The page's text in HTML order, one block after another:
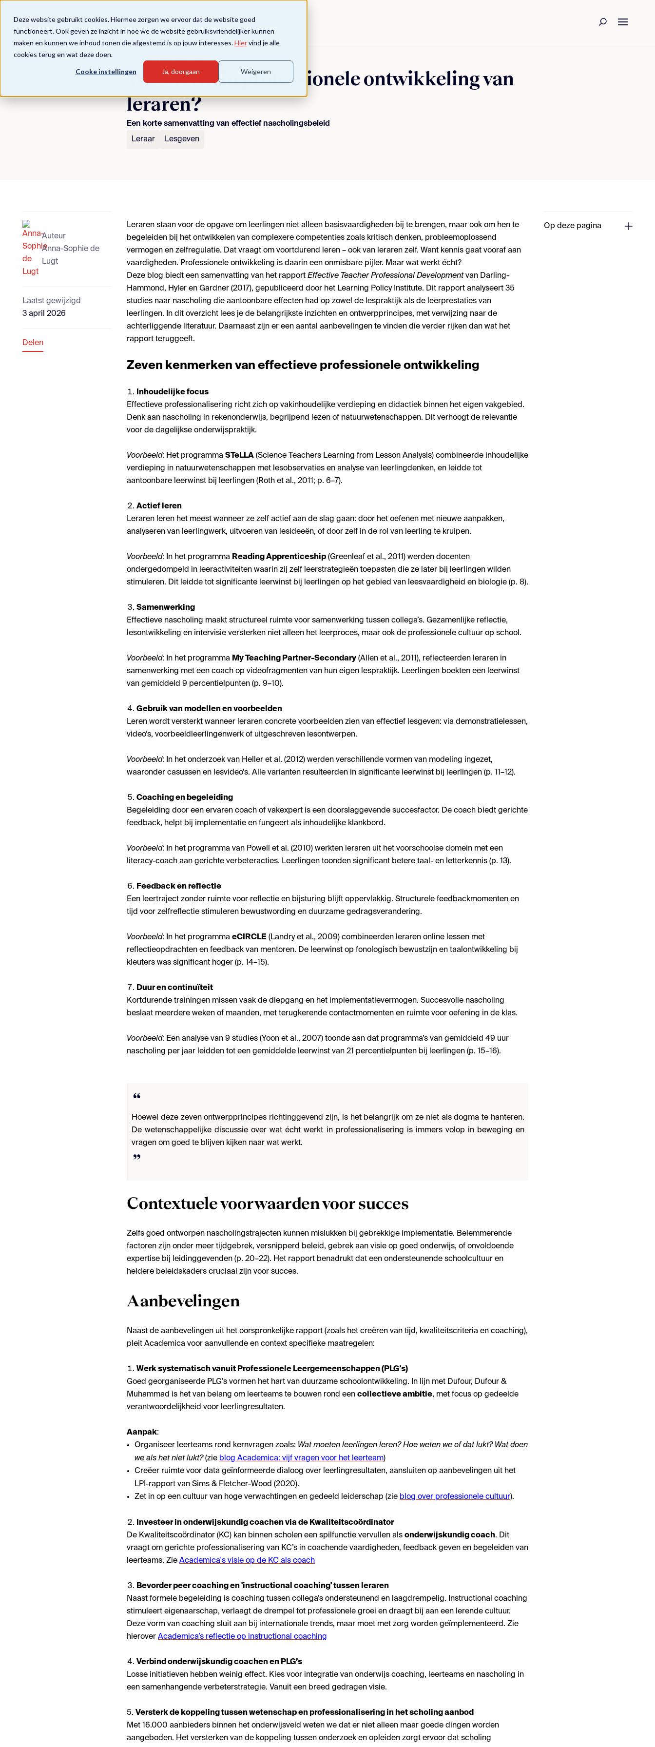
Deze website gebruikt cookies. Hiermee zorgen we ervoor dat de website goed
functioneert. Ook geven ze inzicht in hoe we de website gebruiksvriendelijker kunnen
maken en kunnen we inhoud tonen die afgestemd is op jouw interesses.Hiervind je alle
cookies terug en wat deze doen.
Cooke instellingen Ja, doorgaan Weigeren
Terug naar overzicht
Wat werkt in professionele ontwikkeling van
leraren?
Een korte samenvatting van effectief nascholingsbeleid
Leraar
Lesgeven
Auteur
Anna-Sophie de
Lugt
Laatst gewijzigd
3 april 2026
Delen
Leraren staan voor de opgave om leerlingen niet alleen basisvaardigheden bij te brengen, maar ook om hen te
begeleiden bij het ontwikkelen van complexere competenties zoals kritisch denken, probleemoplossend
vermogen en zelfregulatie. Dat vraagt om voortdurend leren – ook van leraren zelf. Want kennis gaat vooraf aan
vaardigheden. Professionele ontwikkeling is daarin een onmisbare pijler. Maar wat werkt écht?
Deze blog biedt een samenvatting van het rapport Effective Teacher Professional Developmentvan Darling-
Hammond, Hyler en Gardner (2017), gepubliceerd door het Learning Policy Institute. Dit rapport analyseert 35
studies naar nascholing die aantoonbare effecten had op zowel de lespraktijk als de leerprestaties van
leerlingen. In dit overzicht lees je de belangrijkste inzichten en ontwerpprincipes, met verwijzing naar de
achterliggende literatuur. Daarnaast zijn er een aantal aanbevelingen te vinden die verder rijken dan wat het
rapport teruggeeft.
Zeven kenmerken van effectieve professionele ontwikkeling
Inhoudelijke focus
Effectieve professionalisering richt zich op vakinhoudelijke verdieping en didactiek binnen het eigen vakgebied.
Denk aan nascholing in rekenonderwijs, begrijpend lezen of natuurwetenschappen. Dit verhoogt de relevantie
voor de dagelijkse onderwijspraktijk.
Voorbeeld: Het programma STeLLA (Science Teachers Learning from Lesson Analysis) combineerde inhoudelijke
verdieping in natuurwetenschappen met lesobservaties en analyse van leerlingdenken, en leidde tot
aantoonbare leerwinst bij leerlingen (Roth et al., 2011; p. 6–7).
Actief leren
Leraren leren het meest wanneer ze zelf actief aan de slag gaan: door het oefenen met nieuwe aanpakken,
analyseren van leerlingwerk, uitvoeren van lesideeën, of door zelf in de rol van leerling te kruipen.
Voorbeeld: In het programma Reading Apprenticeship (Greenleaf et al., 2011) werden docenten
ondergedompeld in leeractiviteiten waarin zij zelf leerstrategieën toepasten die ze later bij leerlingen wilden
stimuleren. Dit leidde tot significante leerwinst bij leerlingen op het gebied van leesvaardigheid en biologie (p. 8).
Samenwerking
Effectieve nascholing maakt structureel ruimte voor samenwerking tussen collega’s. Gezamenlijke reflectie,
lesontwikkeling en intervisie versterken niet alleen het leerproces, maar ook de professionele cultuur op school.
Voorbeeld: In het programma My Teaching Partner-Secondary (Allen et al., 2011), reflecteerden leraren in
samenwerking met een coach op videofragmenten van hun eigen lespraktijk. Leerlingen boekten een leerwinst
van gemiddeld 9 percentielpunten (p. 9–10).
Gebruik van modellen en voorbeelden
Leren wordt versterkt wanneer leraren concrete voorbeelden zien van effectief lesgeven: via demonstratielessen,
video’s, voorbeeldleerlingenwerk of uitgeschreven lesontwerpen.
Voorbeeld: In het onderzoek van Heller et al. (2012) werden verschillende vormen van modeling ingezet,
waaronder casussen en lesvideo’s. Alle varianten resulteerden in significante leerwinst bij leerlingen (p. 11–12).
Coaching en begeleiding
Begeleiding door een ervaren coach of vakexpert is een doorslaggevende succesfactor. De coach biedt gerichte
feedback, helpt bij implementatie en fungeert als inhoudelijke klankbord.
Voorbeeld: In het programma van Powell et al. (2010) werkten leraren uit het voorschoolse domein met een
literacy-coach aan gerichte verbeteracties. Leerlingen toonden significant betere taal- en letterkennis (p. 13).
Feedback en reflectie
Een leertraject zonder ruimte voor reflectie en bijsturing blijft oppervlakkig. Structurele feedbackmomenten en
tijd voor zelfreflectie stimuleren bewustwording en duurzame gedragsverandering.
Voorbeeld: In het programma eCIRCLE (Landry et al., 2009) combineerden leraren online lessen met
reflectieopdrachten en feedback van mentoren. De leerwinst op fonologisch bewustzijn en taalontwikkeling bij
kleuters was significant hoger (p. 14–15).
Duur en continuïteit
Kortdurende trainingen missen vaak de diepgang en het implementatievermogen. Succesvolle nascholing
beslaat meerdere weken of maanden, met terugkerende contactmomenten en ruimte voor oefening in de klas.
Voorbeeld: Een analyse van 9 studies (Yoon et al., 2007) toonde aan dat programma’s van gemiddeld 49 uur
nascholing per jaar leidden tot een gemiddelde leerwinst van 21 percentielpunten bij leerlingen (p. 15–16).
Hoewel deze zeven ontwerpprincipes richtinggevend zijn, is het belangrijk om ze niet als dogma te hanteren.
De wetenschappelijke discussie over wat écht werkt in professionalisering is immers volop in beweging en
vragen om goed te blijven kijken naar wat werkt.
Contextuele voorwaarden voor succes
Zelfs goed ontworpen nascholingstrajecten kunnen mislukken bij gebrekkige implementatie. Belemmerende
factoren zijn onder meer tijdgebrek, versnipperd beleid, gebrek aan visie op goed onderwijs, of onvoldoende
expertise bij leidinggevenden (p. 20–22). Het rapport benadrukt dat een ondersteunende schoolcultuur en
heldere beleidskaders cruciaal zijn voor succes.
Aanbevelingen
Naast de aanbevelingen uit het oorspronkelijke rapport (zoals het creëren van tijd, kwaliteitscriteria en coaching),
pleit Academica voor aanvullende en context specifieke maatregelen:
Werk systematisch vanuit Professionele Leergemeenschappen (PLG's)
Goed georganiseerde PLG's vormen het hart van duurzame schoolontwikkeling. In lijn met Dufour, Dufour &
Muhammad is het van belang om leerteams te bouwen rond een collectieve ambitie, met focus op gedeelde
verantwoordelijkheid voor leerlingresultaten.
Aanpak:
Organiseer leerteams rond kernvragen zoals: Wat moeten leerlingen leren? Hoe weten we of dat lukt? Wat doen
we als het niet lukt?(zie blog Academica: vijf vragen voor het leerteam)
Creëer ruimte voor data geïnformeerde dialoog over leerlingresultaten, aansluiten op aanbevelingen uit het
LPI-rapport van Sims & Fletcher-Wood (2020).
Zet in op een cultuur van hoge verwachtingen en gedeeld leiderschap (zie blog over professionele cultuur).
Investeer in onderwijskundig coachen via de Kwaliteitscoördinator
De Kwaliteitscoördinator (KC) kan binnen scholen een spilfunctie vervullen als onderwijskundig coach. Dit
vraagt om gerichte professionalisering van KC’s in coachende vaardigheden, feedback geven en begeleiden van
leerteams. Zie Academica's visie op de KC als coach
Bevorder peer coaching en 'instructional coaching' tussen leraren
Naast formele begeleiding is coaching tussen collega’s ondersteunend en laagdrempelig. Instructional coaching
stimuleert eigenaarschap, verlaagt de drempel tot professionele groei en draagt bij aan een lerende cultuur.
Deze vorm van coaching sluit aan bij internationale trends, maar moet met zorg worden geïmplementeerd. Zie
hierover Academica’s reflectie op instructional coaching
Verbind onderwijskundig coachen en PLG’s
Losse initiatieven hebben weinig effect. Kies voor integratie van onderwijs coaching, leerteams en nascholing in
een samenhangende verbeterstrategie. Vanuit een breed gedragen visie.
5. Versterk de koppeling tussen wetenschap en professionalisering in het scholing aanbod
Met 16.000 aanbieders binnen het onderwijsveld weten we dat er niet alleen maar goede dingen worden
aangeboden. Het versterken van de koppeling tussen onderzoek en opleiden zorgt ervoor dat scholing
Op deze pagina